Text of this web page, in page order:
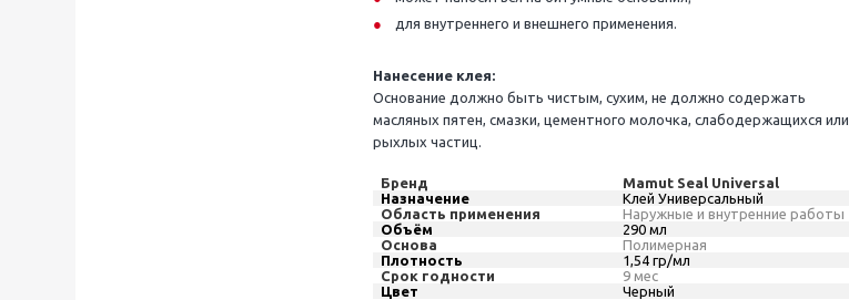
для внутреннего и внешнего применения.
Нанесение клея:
Основание должно быть чистым, сухим, не должно содержать
масляных пятен, смазки, цементного молочка, слабодержащихся или
рыхлых частиц.
Бренд
Mamut Seal Universal
Назначение
Клей Универсальный
Область применения
Наружные и внутренние работы
Объём
290 мл
Основа
Полимерная
Плотность
1,54 гр/мл
Срок годности
9 мес
Цвет
Черный